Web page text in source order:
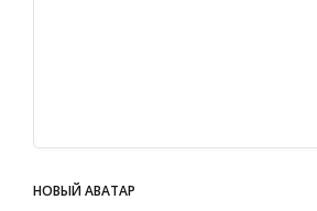
НОВЫЙ АВАТАР